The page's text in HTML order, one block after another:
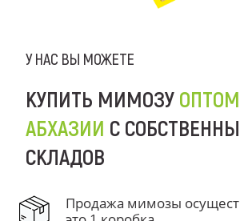
У НАС ВЫ МОЖЕТЕ
КУПИТЬ МИМОЗУ
АБХАЗИИ С
СКЛАДОВ
Продажа мимозы